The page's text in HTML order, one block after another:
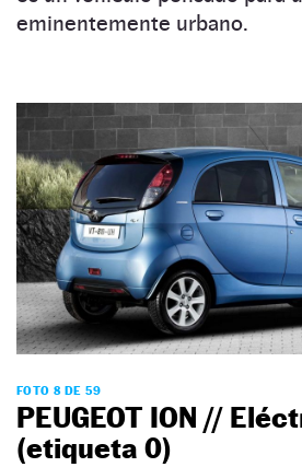
eminentemente urbano.
FOTO 8 DE 59
PEUGEOT ION //
(etiqueta 0)